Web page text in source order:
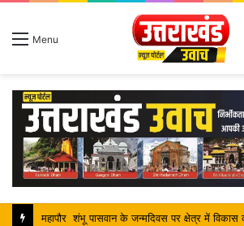
Menu
महापौर शंभू पासवान के जन्मदिवस पर क्षेत्र में विकास